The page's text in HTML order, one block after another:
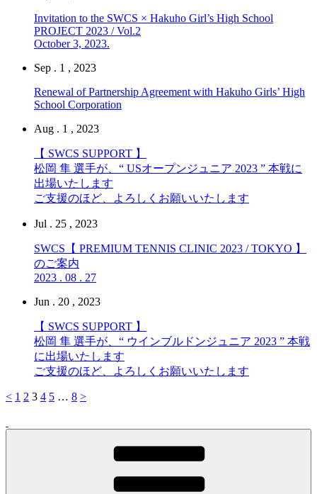
Invitation to the SWCS × Hakuho Girl’s High School
PROJECT 2023 / Vol.2
October 3, 2023.
Sep . 1 , 2023
Renewal of Partnership Agreement with Hakuho Girls’ High
School Corporation
Aug . 1 , 2023
【 SWCS SUPPORT 】
松岡 隼 選手が、“ USオープンジュニア 2023 ” 本戦に
出場いたします
ご支援のほど、よろしくお願いいたします
Jul . 25 , 2023
SWCS【 PREMIUM TENNIS CLINIC 2023 / TOKYO 】
のご案内
2023 . 08 . 27
Jun . 20 , 2023
【 SWCS SUPPORT 】
松岡 隼 選手が、“ ウインブルドンジュニア 2023 ” 本戦
に出場いたします
ご支援のほど、よろしくお願いいたします
< 1 2 3 4 5 … 8 >